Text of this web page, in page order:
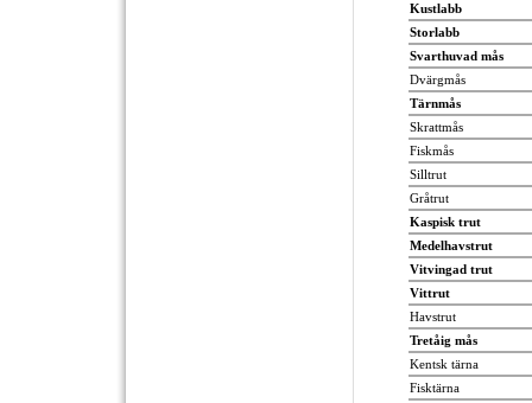
Kustlabb
Storlabb
Svarthuvad mås
Dvärgmås
Tärnmås
Skrattmås
Fiskmås
Silltrut
Gråtrut
Kaspisk trut
Medelhavstrut
Vitvingad trut
Vittrut
Havstrut
Tretåig mås
Kentsk tärna
Fisktärna